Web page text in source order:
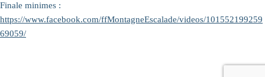
Finale minimes :
https://www.facebook.com/ffMontagneEscalade/videos/101552199259
69059/